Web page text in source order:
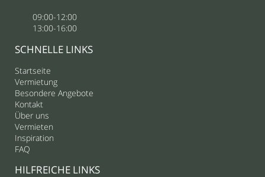
09:00-12:00
13:00-16:00
SCHNELLE LINKS
Startseite
Vermietung
Besondere Angebote
Kontakt
Über uns
Vermieten
Inspiration
FAQ
HILFREICHE LINKS